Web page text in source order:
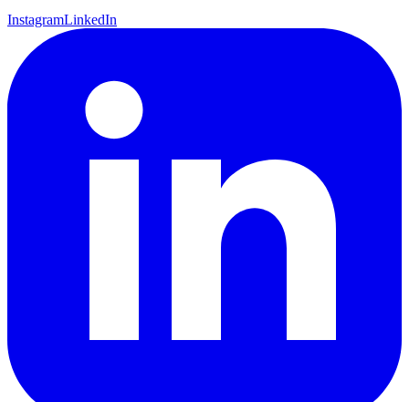
InstagramLinkedIn